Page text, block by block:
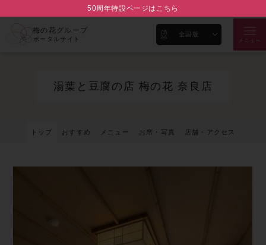
50周年特設ページはこちら
梅の花グループ
ポータルサイト
全国版
メニュー
湯葉と豆腐の店 梅の花 奈良店
トップ おすすめ メニュー お席・写真 店舗・アクセス